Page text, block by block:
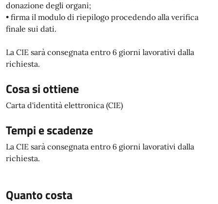
donazione degli organi;
• firma il modulo di riepilogo procedendo alla verifica
finale sui dati.
La CIE sarà consegnata entro 6 giorni lavorativi dalla
richiesta.
Cosa si ottiene
Carta d'identità elettronica (CIE)
Tempi e scadenze
La CIE sarà consegnata entro 6 giorni lavorativi dalla
richiesta.
Quanto costa